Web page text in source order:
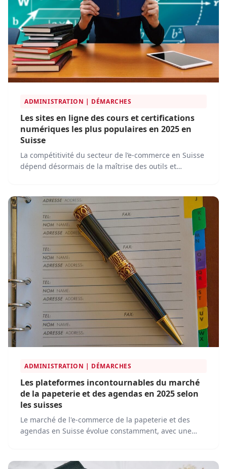
ADMINISTRATION | DÉMARCHES
Les sites en ligne des cours et certifications
numériques les plus populaires en 2025 en
Suisse
La compétitivité du secteur de l’e-commerce en Suisse
dépend désormais de la maîtrise des outils et
ADMINISTRATION | DÉMARCHES
Les plateformes incontournables du marché
de la papeterie et des agendas en 2025 selon
les suisses
Le marché de l'e-commerce de la papeterie et des
agendas en Suisse évolue constamment, avec une